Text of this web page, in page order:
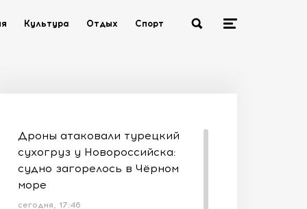
Культура Отдых Спорт
Дроны атаковали турецкий
сухогруз у Новороссийска:
судно загорелось в Чёрном
море
сегодня, 17:46